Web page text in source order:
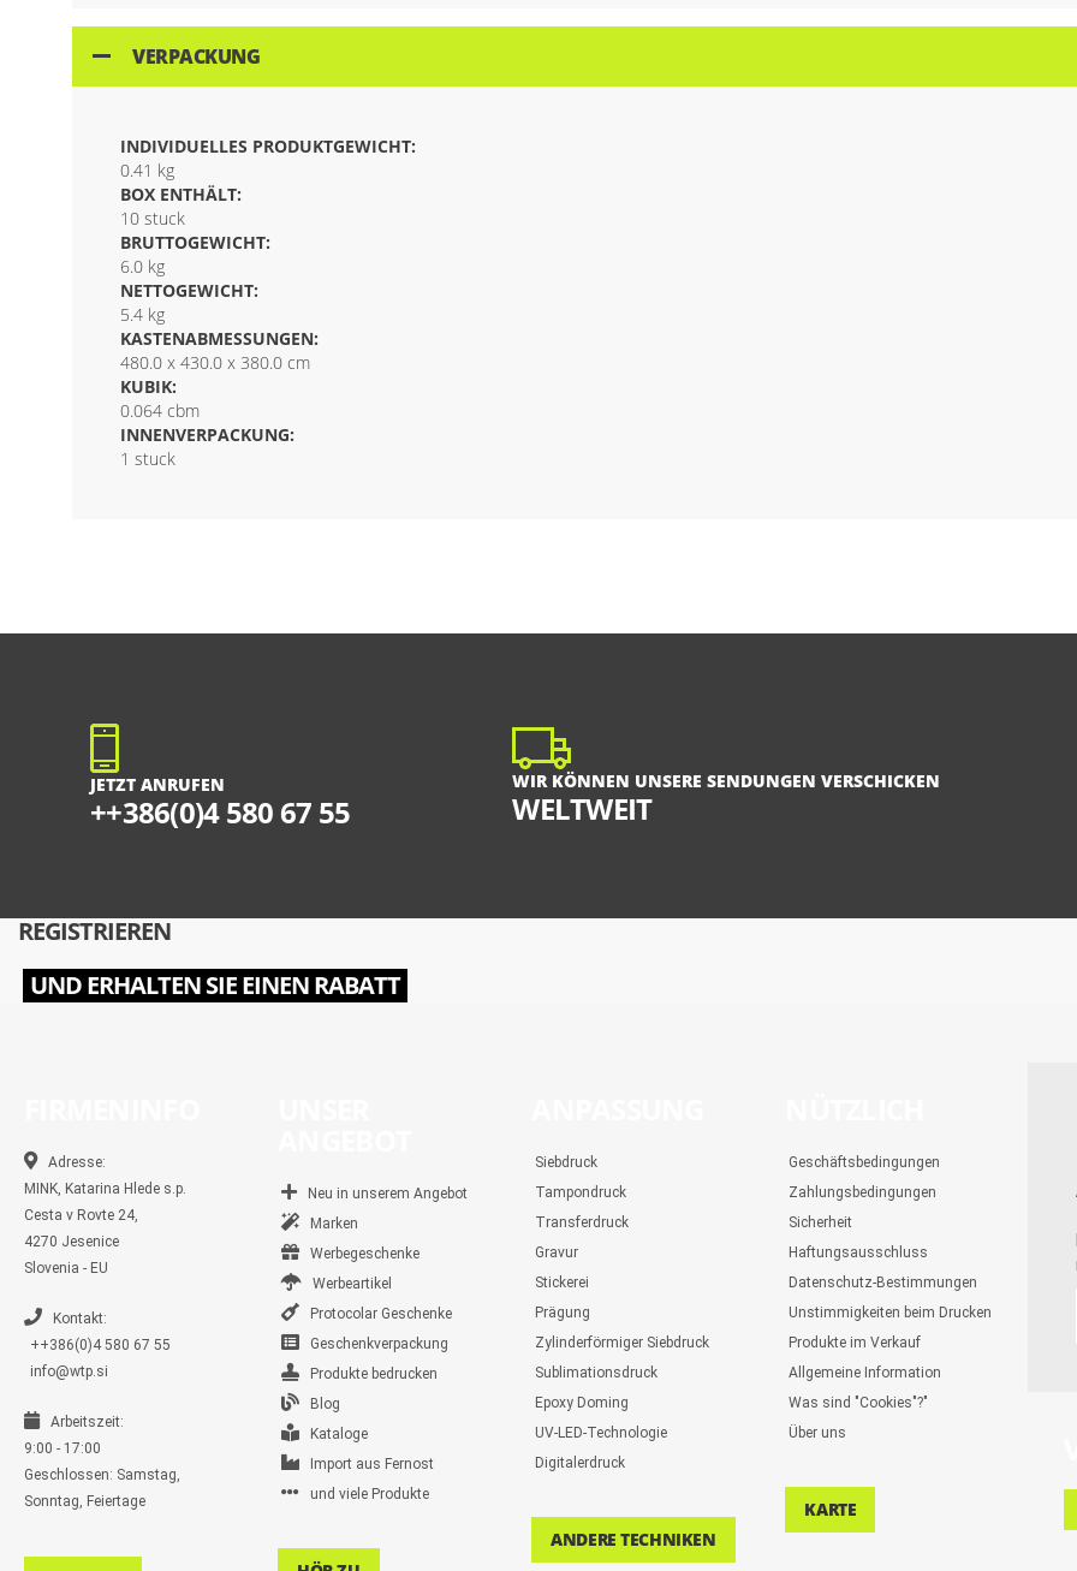
VERPACKUNG
INDIVIDUELLES PRODUKTGEWICHT:
0.41 kg
BOX ENTHÄLT:
10 stuck
BRUTTOGEWICHT:
6.0 kg
NETTOGEWICHT:
5.4 kg
KASTENABMESSUNGEN:
480.0 x 430.0 x 380.0 cm
KUBIK:
0.064 cbm
INNENVERPACKUNG:
1 stuck
JETZT ANRUFEN
++386(0)4 580 67 55
WIR KÖNNEN UNSERE SENDUNGEN VERSCHICKEN
WELTWEIT
REGISTRIEREN
UND ERHALTEN SIE EINEN RABATT
Adresse:
MINK, Katarina Hlede s.p.
Cesta v Rovte 24,
4270 Jesenice
Slovenia - EU
Kontakt:
++386(0)4 580 67 55
info@wtp.si
Arbeitszeit:
9:00 - 17:00
Geschlossen: Samstag,
Sonntag, Feiertage
Neu in unserem Angebot
Marken
Werbegeschenke
Werbeartikel
Protocolar Geschenke
Geschenkverpackung
Produkte bedrucken
Blog
Kataloge
Import aus Fernost
und viele Produkte
Siebdruck
Tampondruck
Transferdruck
Gravur
Stickerei
Prägung
Zylinderförmiger Siebdruck
Sublimationsdruck
Epoxy Doming
UV-LED-Technologie
Digitalerdruck
ANDERE TECHNIKEN
Geschäftsbedingungen
Zahlungsbedingungen
Sicherheit
Haftungsausschluss
Datenschutz-Bestimmungen
Unstimmigkeiten beim Drucken
Produkte im Verkauf
Allgemeine Information
Was sind "Cookies"?"
Über uns
KARTE